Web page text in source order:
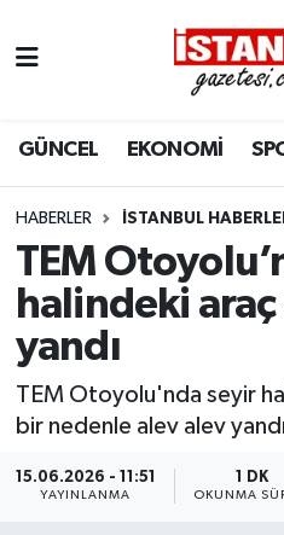
GÜNCEL EKONOMİ
HABERLER İSTANBUL
TEM
halindeki
yandı
TEM Otoyolu'nda seyir
bir nedenle alev alev
15.06.2026 - 11:51
YAYINLANMA
1 DK
OKUNMA
EKONOMİ
İSTANBUL
DÜNYA
SPOR
MAGAZİN
Nöbetçi Eczaneler
Hava Durumu
Trafik Durumu
Süper Lig Puan
Tüm Manşetler
Son Dakika Haberleri